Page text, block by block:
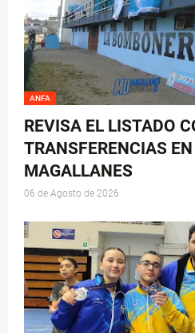
ANFA
REVISA EL LISTADO
TRANSFERENCIAS
MAGALLANES
06 de Agosto de 2026